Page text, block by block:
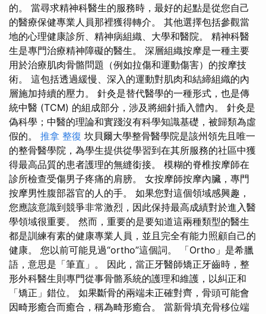
的。 當尋求精神科醫生的服務時，最好的起點是從您自己
的醫療保健專業人員那裡獲得轉介。 其他選擇包括參觀當
地的心理健康診所、精神病組織、大學和醫院。 精神科醫
生是專門治療精神障礙的醫生。 深層組織按摩是一種主要
用於治療肌肉骨骼問題（例如拉傷和運動傷害）的按摩技
術。 這包括透過緩慢、深入的運動對肌肉和結締組織的內
層施加持續的壓力。 針灸是替代醫學的一種形式，也是傳
統中醫 (TCM) 的組成部分，涉及將細針插入體內。 針灸是
偽科學；中醫的理論和實踐沒有科學知識基礎，被歸類為虛
假的。 推拿 整復 坎貝爾大學整骨醫學院是該州領先且唯一
的整骨醫學院，為學生提供從學習到在其所服務的社區中獲
得最高品質的患者護理的無縫銜接。 模糊的脊椎按摩師在
診所檢查受傷男子疼痛的肩膀。 女按摩師按摩內臟，專門
按摩男性腹部器官的人的手。 如果您對這個領域感興趣，
您應該意識到競爭非常激烈，因此保持最高成績對於進入醫
學領域很重要。 然而，重要的是要知道這兩種類型的醫生
都是訓練有素的健康專業人員，並且完全有能力照顧自己的
健康。 您以前可能見過“ortho”這個詞。 「Ortho」是希臘
語，意思是「筆直」。 因此，當正牙醫師矯正牙齒時，整
形外科醫生則專門從事骨骼系統的護理和維護，以糾正和
「矯正」錯位。 如果斷骨的兩端未正確對齊，骨頭可能會
因畸形癒合而癒合，稱為畸形癒合。 當新骨填充骨移位端